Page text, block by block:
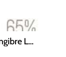
Chocolate Orgânico Meio Amargo Gengibre Liofilizado 65 cacau 70g